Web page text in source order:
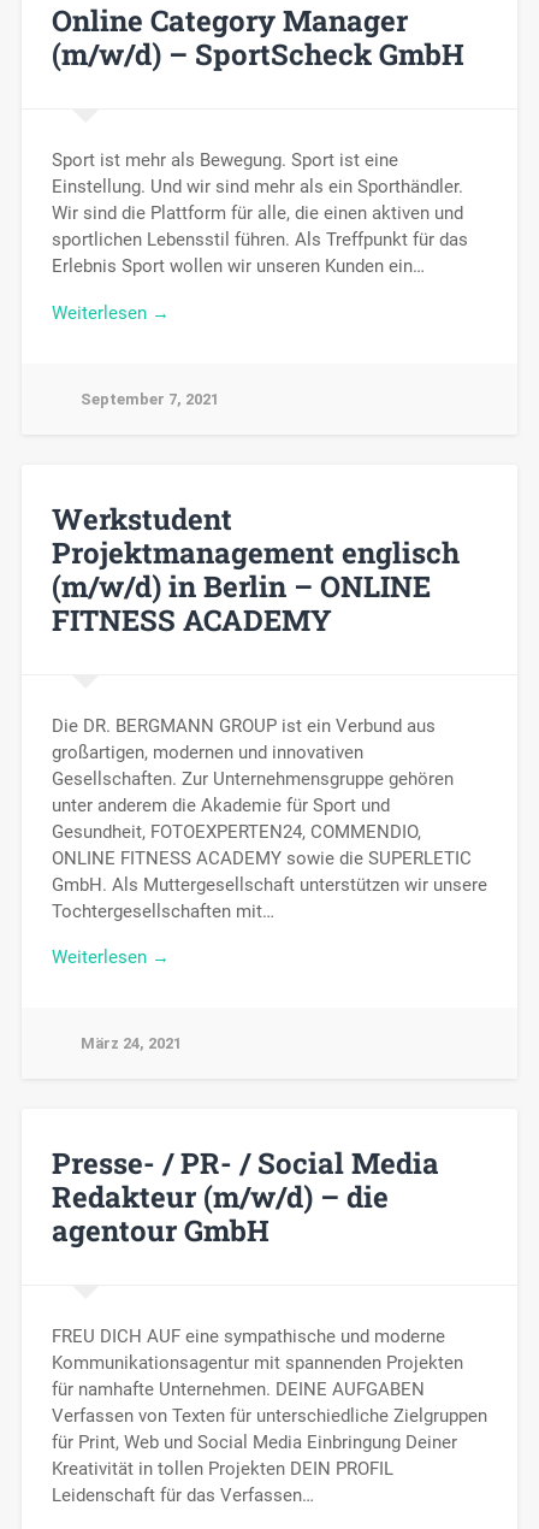
Online Category Manager
(m/w/d) – SportScheck GmbH
Sport ist mehr als Bewegung. Sport ist eine
Einstellung. Und wir sind mehr als ein Sporthändler.
Wir sind die Plattform für alle, die einen aktiven und
sportlichen Lebensstil führen. Als Treffpunkt für das
Erlebnis Sport wollen wir unseren Kunden ein…
Weiterlesen →
September 7, 2021
Werkstudent
Projektmanagement englisch
(m/w/d) in Berlin – ONLINE
FITNESS ACADEMY
Die DR. BERGMANN GROUP ist ein Verbund aus
großartigen, modernen und innovativen
Gesellschaften. Zur Unternehmensgruppe gehören
unter anderem die Akademie für Sport und
Gesundheit, FOTOEXPERTEN24, COMMENDIO,
ONLINE FITNESS ACADEMY sowie die SUPERLETIC
GmbH. Als Muttergesellschaft unterstützen wir unsere
Tochtergesellschaften mit…
Weiterlesen →
März 24, 2021
Presse- / PR- / Social Media
Redakteur (m/w/d) – die
agentour GmbH
FREU DICH AUF eine sympathische und moderne
Kommunikationsagentur mit spannenden Projekten
für namhafte Unternehmen. DEINE AUFGABEN
Verfassen von Texten für unterschiedliche Zielgruppen
für Print, Web und Social Media Einbringung Deiner
Kreativität in tollen Projekten DEIN PROFIL
Leidenschaft für das Verfassen…